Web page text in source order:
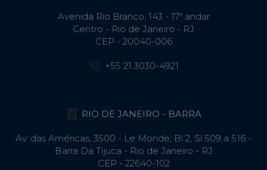
Avenida Rio Branco, 143 - 17º andar
Centro - Rio de Janeiro - RJ
CEP - 20040-006
+55 21 3030-4921
RIO DE JANEIRO - BARRA
Av. das Américas, 3500 - Le Monde, Bl 2, Sl 509 a 516 -
Barra Da Tijuca - Rio de Janeiro - RJ
CEP - 22640-102​